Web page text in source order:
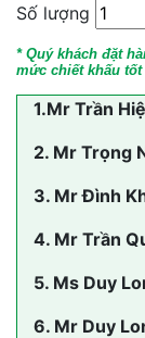
Số lượng
* Quý khách đặt
mức chiết khấu tốt
1.Mr Trần
2. Mr Trọng
3. Mr Đình
4. Mr Trần
5. Ms Duy
6. Mr Duy